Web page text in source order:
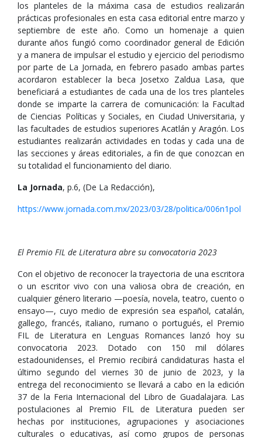
los planteles de la máxima casa de estudios realizarán
prácticas profesionales en esta casa editorial entre marzo y
septiembre de este año. Como un homenaje a quien
durante años fungió como coordinador general de Edición
y a manera de impulsar el estudio y ejercicio del periodismo
por parte de La Jornada, en febrero pasado ambas partes
acordaron establecer la beca Josetxo Zaldua Lasa, que
beneficiará a estudiantes de cada una de los tres planteles
donde se imparte la carrera de comunicación: la Facultad
de Ciencias Políticas y Sociales, en Ciudad Universitaria, y
las facultades de estudios superiores Acatlán y Aragón. Los
estudiantes realizarán actividades en todas y cada una de
las secciones y áreas editoriales, a fin de que conozcan en
su totalidad el funcionamiento del diario.
La Jornada, p.6, (De La Redacción),
https://www.jornada.com.mx/2023/03/28/politica/006n1pol
El Premio FIL de Literatura abre su convocatoria 2023
Con el objetivo de reconocer la trayectoria de una escritora
o un escritor vivo con una valiosa obra de creación, en
cualquier género literario —poesía, novela, teatro, cuento o
ensayo—, cuyo medio de expresión sea español, catalán,
gallego, francés, italiano, rumano o portugués, el Premio
FIL de Literatura en Lenguas Romances lanzó hoy su
convocatoria 2023. Dotado con 150 mil dólares
estadounidenses, el Premio recibirá candidaturas hasta el
último segundo del viernes 30 de junio de 2023, y la
entrega del reconocimiento se llevará a cabo en la edición
37 de la Feria Internacional del Libro de Guadalajara. Las
postulaciones al Premio FIL de Literatura pueden ser
hechas por instituciones, agrupaciones y asociaciones
culturales o educativas, así como grupos de personas